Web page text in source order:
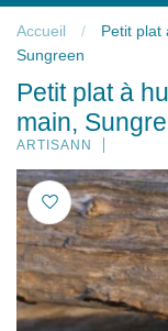
Accueil /
Petit plat
Sungreen
Petit plat à
main,
ARTISANN